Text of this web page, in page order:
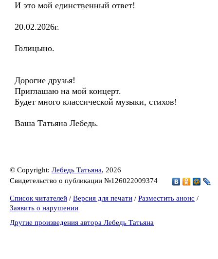
И это мой единственный ответ!
20.02.2026г.
Голицыно.
Дорогие друзья!
Приглашаю на мой концерт.
Будет много классической музыки, стихов!
Ваша Татьяна Лебедь.
© Copyright: Лебедь Татьяна, 2026
Свидетельство о публикации №126022009374
Список читателей / Версия для печати / Разместить анонс /
Заявить о нарушении
Другие произведения автора Лебедь Татьяна